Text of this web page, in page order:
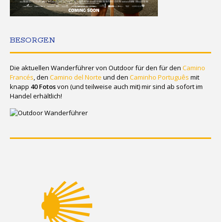
BESORGEN
Die aktuellen Wanderführer von Outdoor für den für den Camino
Francés, den Camino del Norte und den Caminho Português mit
knapp 40 Fotosvon (und teilweise auch mit) mir sind ab sofort im
Handel erhältlich!